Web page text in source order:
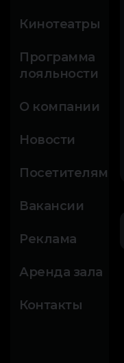
Кинотеатры
Программа
лояльности
О компании
Новости
Посетителям
Вакансии
Реклама
Аренда зала
Контакты